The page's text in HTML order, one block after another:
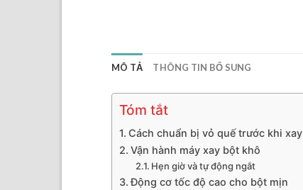
MÔ TẢ THÔNG TIN BỔ SUNG
Tóm tắt
Cách chuẩn bị vỏ quế trước khi xay
Vận hành máy xay bột khô
Hẹn giờ và tự động ngắt
Động cơ tốc độ cao cho bột mịn